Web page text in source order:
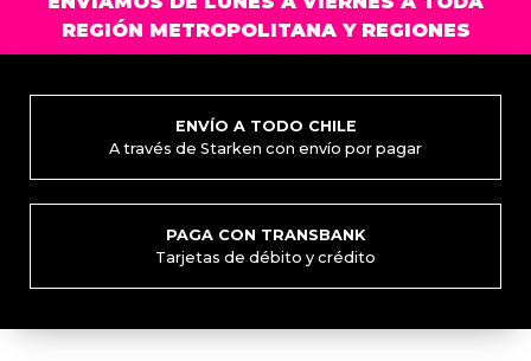
pueden
elegir
en
la
página
de
producto
REGIÓN METROPOLITANA Y REGIONES
ENVÍO A TODO CHILE
A través de Starken con envío por pagar
PAGA CON TRANSBANK
Tarjetas de débito y crédito